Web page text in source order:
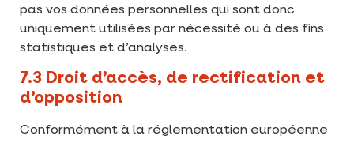
pas vos données personnelles qui sont donc
uniquement utilisées par nécessité ou à des fins
statistiques et d’analyses.
7.3 Droit d’accès, de rectification et
d’opposition
Conformément à la réglementation européenne